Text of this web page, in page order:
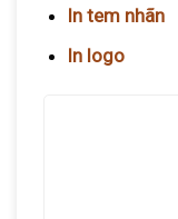
In tem nhãn
In logo